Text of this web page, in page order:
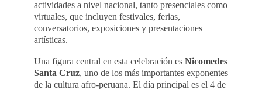
actividades a nivel nacional, tanto presenciales como
virtuales, que incluyen festivales, ferias,
conversatorios, exposiciones y presentaciones
artísticas.
Una figura central en esta celebración es Nicomedes
Santa Cruz, uno de los más importantes exponentes
de la cultura afro-peruana. El día principal es el 4 de